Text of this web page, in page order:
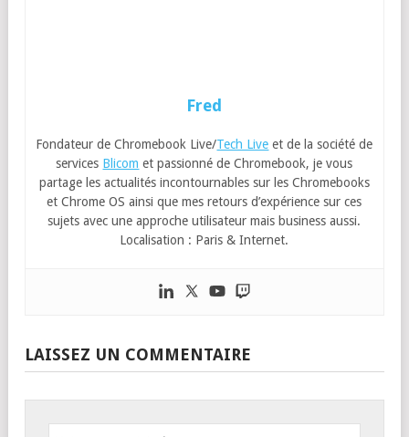
Fred
Fondateur de Chromebook Live/Tech Live et de la société de
services Blicom et passionné de Chromebook, je vous
partage les actualités incontournables sur les Chromebooks
et Chrome OS ainsi que mes retours d’expérience sur ces
sujets avec une approche utilisateur mais business aussi.
Localisation : Paris & Internet.
LAISSEZ UN COMMENTAIRE